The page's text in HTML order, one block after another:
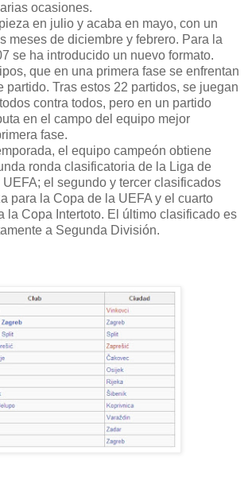
ocasiones.
en julio y acaba en mayo, con un
meses de diciembre y febrero. Para la
se ha introducido un nuevo formato.
que en una primera fase se enfrentan
partido. Tras estos 22 partidos, se juegan
contra todos, pero en un partido
en el campo del equipo mejor
fase.
el equipo campeón obtiene
ronda clasificatoria de la Liga de
el segundo y tercer clasificados
para la Copa de la UEFA y el cuarto
la Copa Intertoto. El último clasificado es
a Segunda División.